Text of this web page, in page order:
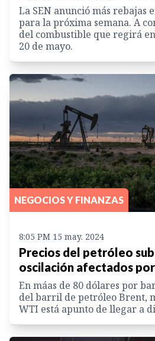
La SEN anunció más rebajas
para la próxima semana. A
del combustible que regirá
20 de mayo.
NEGOCIOS Y FINANZAS
8:05 PM 15 may. 2024
Precios del petróleo
oscilación afectados por
En máas de 80 dólares por
del barril de petróleo Brent,
WTI está apunto de llegar a